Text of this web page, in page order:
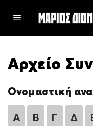
Αρχείο
Ονομαστική
Α Β Γ Δ